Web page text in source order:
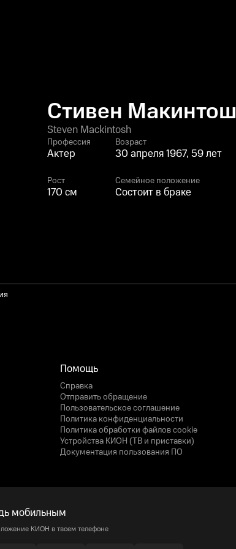
Стивен Макинтош
Steven Mackintosh
Профессия
Актер
Возраст
30 апреля 1967, 59 лет
Рост
170 см
Семейное положение
Состоит в браке
Помощь
Справка
Отправить обращение
Пользовательское соглашение
Политика конфиденциальности
Политика обработки файлов cookie
Устройства КИОН (ТВ и приставки)
Документация пользования ПО
мобильным
КИОН в твоем телефоне